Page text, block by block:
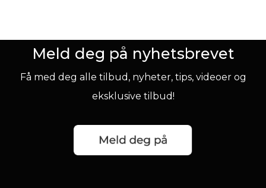
Meld deg på nyhetsbrevet
Få med deg alle tilbud, nyheter, tips, videoer og
eksklusive tilbud!